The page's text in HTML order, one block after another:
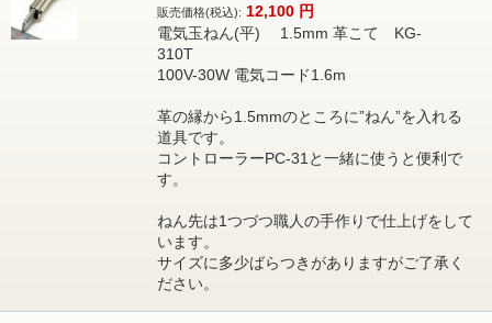
販売価格(税込): 12,100 円
電気玉ねん(平) 1.5mm 革こて KG-
310T
100V-30W 電気コード1.6m
革の縁から1.5mmのところに”ねん”を入れる
道具です。
コントローラーPC-31と一緒に使うと便利で
す。
ねん先は1つづつ職人の手作りで仕上げをして
います。
サイズに多少ばらつきがありますがご了承く
ださい。